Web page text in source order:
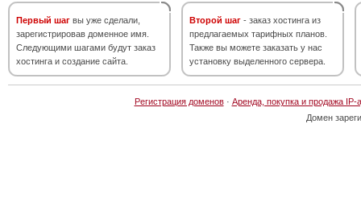
Первый шаг вы уже сделали,
зарегистрировав доменное имя.
Следующими шагами будут заказ
хостинга и создание сайта.
Второй шаг - заказ хостинга из
предлагаемых тарифных планов.
Также вы можете заказать у нас
установку выделенного сервера.
Регистрация доменов· Аренда, покупка и продажа IP-
Домен